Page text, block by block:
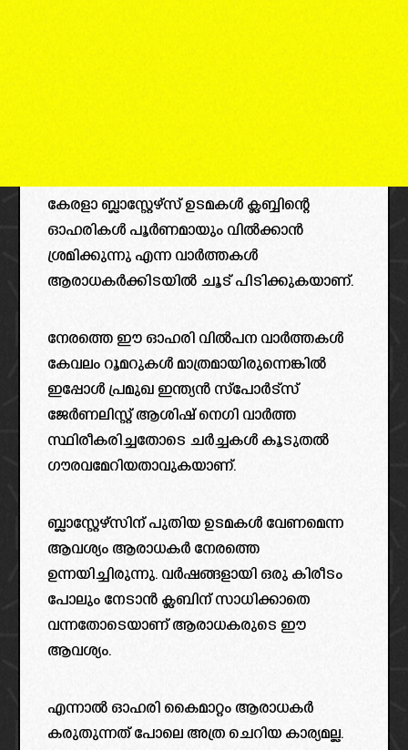
കേരളാ ബ്ലാസ്റ്റേഴ്‌സ് ഉടമകൾ ക്ലബ്ബിന്റെ
ഓഹരികൾ പൂർണമായും വിൽക്കാൻ
ശ്രമിക്കുന്നു എന്ന വാർത്തകൾ
ആരാധകർക്കിടയിൽ ചൂട് പിടിക്കുകയാണ്.
നേരത്തെ ഈ ഓഹരി വിൽപന വാർത്തകൾ
കേവലം റൂമറുകൾ മാത്രമായിരുന്നെങ്കിൽ
ഇപ്പോൾ പ്രമുഖ ഇന്ത്യൻ സ്പോർട്സ്
ജേർണലിസ്റ്റ് ആശിഷ് നെഗി വാർത്ത
സ്ഥിരീകരിച്ചതോടെ ചർച്ചകൾ കൂടുതൽ
ഗൗരവമേറിയതാവുകയാണ്.
ബ്ലാസ്റ്റേഴ്സിന് പുതിയ ഉടമകൾ വേണമെന്ന
ആവശ്യം ആരാധകർ നേരത്തെ
ഉന്നയിച്ചിരുന്നു. വർഷങ്ങളായി ഒരു കിരീടം
പോലും നേടാൻ ക്ലബിന് സാധിക്കാതെ
വന്നതോടെയാണ് ആരാധകരുടെ ഈ
ആവശ്യം.
എന്നാൽ ഓഹരി കൈമാറ്റം ആരാധകർ
കരുതുന്നത് പോലെ അത്ര ചെറിയ കാര്യമല്ല.